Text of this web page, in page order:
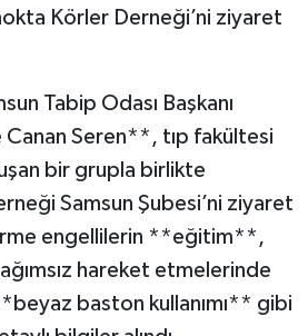
Körler Derneği’ni ziyaret
Tabip Odası Başkanı
Seren**, tıp fakültesi
bir grupla birlikte
Samsun Şubesi’ni ziyaret
engellilerin **eğitim**,
hareket etmelerinde
baston kullanımı** gibi